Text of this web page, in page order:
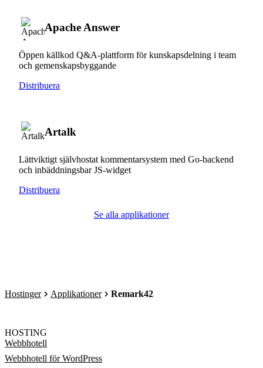
Apache Answer
Öppen källkod Q&A-plattform för kunskapsdelning i team
och gemenskapsbyggande
Distribuera
Artalk
Lättviktigt självhostat kommentarsystem med Go-backend
och inbäddningsbar JS-widget
Distribuera
Se alla applikationer
Hostinger Applikationer Remark42
HOSTING
Webbhotell
Webbhotell för WordPress